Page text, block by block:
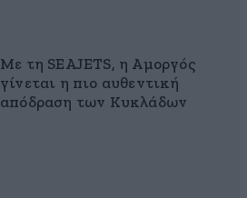
Με τη SEAJETS, η Αμοργός
γίνεται η πιο αυθεντική
απόδραση των Κυκλάδων